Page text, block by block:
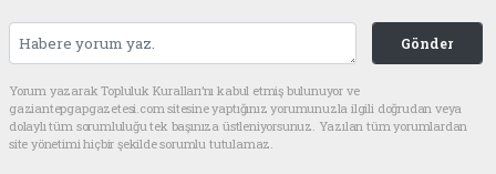
Gönder
Yorum yazarak Topluluk Kuralları’nı kabul etmiş bulunuyor ve
gaziantepgapgazetesi.com sitesine yaptığınız yorumunuzla ilgili doğrudan veya
dolaylı tüm sorumluluğu tek başınıza üstleniyorsunuz. Yazılan tüm yorumlardan
site yönetimi hiçbir şekilde sorumlu tutulamaz.